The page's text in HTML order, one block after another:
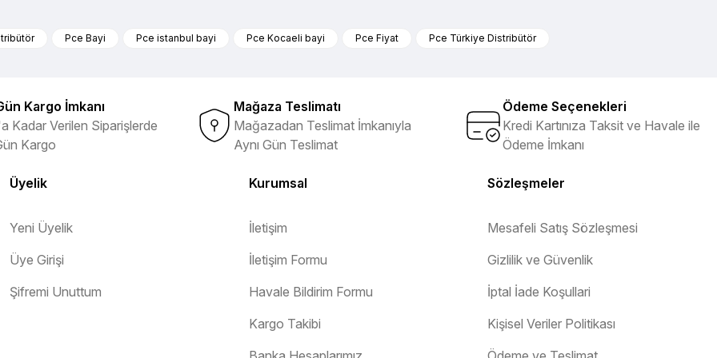
Bu ürüne ilk yorumu siz yapın!
Ürün hakkında henüz soru sorulmamış.
Pce Bayi Pce istanbul bayi Pce Kocaeli bayi Pce Fiyat Pce Türkiye Distribütör
Kargo İmkanı
Kadar Verilen Siparişlerde
Kargo
Mağaza Teslimatı
Mağazadan Teslimat İmkanıyla
Aynı Gün Teslimat
Ödeme Seçenekleri
Kredi Kartınıza Taksit ve Havale ile
Ödeme İmkanı
Üyelik
Yeni Üyelik
Üye Girişi
Şifremi Unuttum
Kurumsal
İletişim
İletişim Formu
Havale Bildirim Formu
Kargo Takibi
Sözleşmeler
Mesafeli Satış Sözleşmesi
Gizlilik ve Güvenlik
İptal İade Koşullari
Kişisel Veriler Politikası